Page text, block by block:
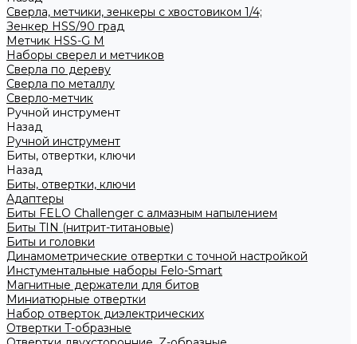
Сверла, метчики, зенкеры с хвостовиком 1/4;
Зенкер HSS/90 град
Метчик HSS-G М
Наборы сверел и метчиков
Сверла по дереву
Сверла по металлу
Сверло-метчик
Ручной инструмент
Назад
Ручной инструмент
Биты, отвертки, ключи
Назад
Биты, отвертки, ключи
Адаптеры
Биты FELO Challenger с алмазным напылением
Биты TIN (нитрит-титановые)
Биты и головки
Динамометрические отвертки с точной настройкой
Инстументальные наборы Felo-Smart
Магнитные держатели для битов
Миниатюрные отвертки
Набор отверток диэлектрических
Отвертки T-образные